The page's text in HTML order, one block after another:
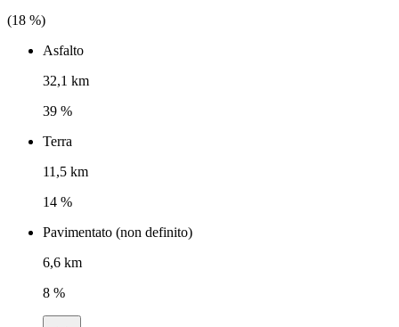
(18 %)
Asfalto
32,1 km
39 %
Terra
11,5 km
14 %
Pavimentato (non definito)
6,6 km
8 %